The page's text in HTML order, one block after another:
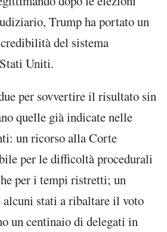
Trump ha portato un
del sistema
Uniti.
per sovvertire il risultato sin
quelle già indicate nelle
un ricorso alla Corte
per le difficoltà procedurali
per i tempi ristretti; un
stati a ribaltare il voto
un centinaio di delegati in